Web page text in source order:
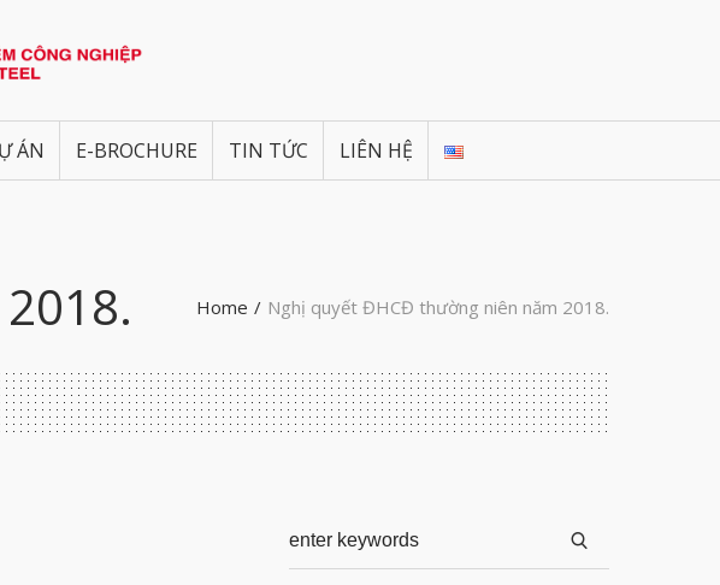
ÁN E-BROCHURE TIN TỨC LIÊN HỆ
Home / Nghị quyết ĐHCĐ thường niên năm 2018.